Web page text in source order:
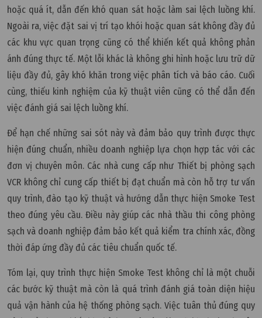
hoặc quá ít, dẫn đến khó quan sát hoặc làm sai lệch luồng khí.
Ngoài ra, việc đặt sai vị trí tạo khói hoặc quan sát không đầy đủ
các khu vực quan trọng cũng có thể khiến kết quả không phản
ánh đúng thực tế. Một lỗi khác là không ghi hình hoặc lưu trữ dữ
liệu đầy đủ, gây khó khăn trong việc phân tích và báo cáo. Cuối
cùng, thiếu kinh nghiệm của kỹ thuật viên cũng có thể dẫn đến
việc đánh giá sai lệch luồng khí.
Để hạn chế những sai sót này và đảm bảo quy trình được thực
hiện đúng chuẩn, nhiều doanh nghiệp lựa chọn hợp tác với các
đơn vị chuyên môn. Các nhà cung cấp như Thiết bị phòng sạch
VCR không chỉ cung cấp thiết bị đạt chuẩn mà còn hỗ trợ tư vấn
quy trình, đào tạo kỹ thuật và hướng dẫn thực hiện Smoke Test
theo đúng yêu cầu. Điều này giúp các nhà thầu thi công phòng
sạch và doanh nghiệp đảm bảo kết quả kiểm tra chính xác, đồng
thời đáp ứng đầy đủ các tiêu chuẩn quốc tế.
Tóm lại, quy trình thực hiện Smoke Test không chỉ là một chuỗi
các bước kỹ thuật mà còn là quá trình đánh giá toàn diện hiệu
quả vận hành của hệ thống phòng sạch. Việc tuân thủ đúng quy